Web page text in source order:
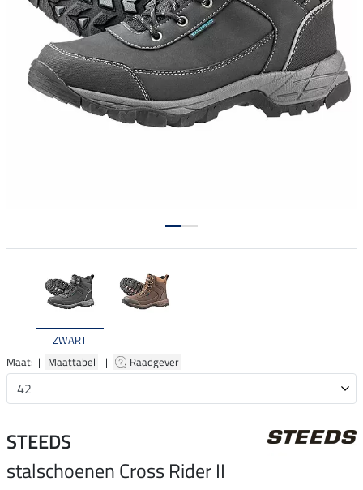
ZWART
Maat: | Maattabel | Raadgever
STEEDS
stalschoenen Cross Rider II